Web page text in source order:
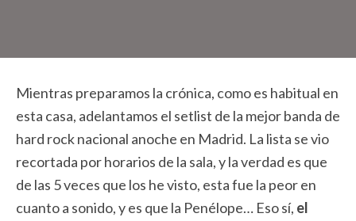
Mientras preparamos la crónica, como es habitual en
esta casa, adelantamos el setlist de la mejor banda de
hard rock nacional anoche en Madrid. La lista se vio
recortada por horarios de la sala, y la verdad es que
de las 5 veces que los he visto, esta fue la peor en
cuanto a sonido, y es que la Penélope… Eso sí, el